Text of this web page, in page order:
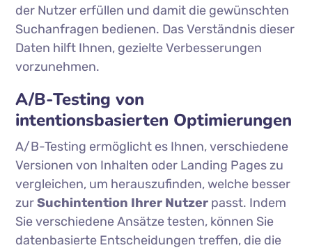
der Nutzer erfüllen und damit die gewünschten
Suchanfragen bedienen. Das Verständnis dieser
Daten hilft Ihnen, gezielte Verbesserungen
vorzunehmen.
A/B-Testing von
intentionsbasierten Optimierungen
A/B-Testing ermöglicht es Ihnen, verschiedene
Versionen von Inhalten oder Landing Pages zu
vergleichen, um herauszufinden, welche besser
zurSuchintention Ihrer Nutzer passt. Indem
Sie verschiedene Ansätze testen, können Sie
datenbasierte Entscheidungen treffen, die die